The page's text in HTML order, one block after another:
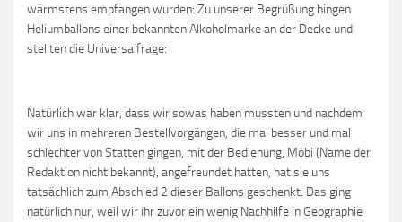
wärmstens empfangen wurden: Zu unserer Begrüßung hingen
Heliumballons einer bekannten Alkoholmarke an der Decke und
stellten die Universalfrage:
Natürlich war klar, dass wir sowas haben mussten und nachdem
wir uns in mehreren Bestellvorgängen, die mal besser und mal
schlechter von Statten gingen, mit der Bedienung, Mobi (Name der
Redaktion nicht bekannt), angefreundet hatten, hat sie uns
tatsächlich zum Abschied 2 dieser Ballons geschenkt. Das ging
natürlich nur, weil wir ihr zuvor ein wenig Nachhilfe in Geographie